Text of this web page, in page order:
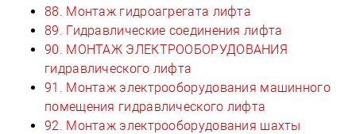
88. Монтаж гидроагрегата лифта
89. Гидравлические соединения лифта
90. МОНТАЖ ЭЛЕКТРООБОРУДОВАНИЯ
гидравлического лифта
91. Монтаж электрооборудования машинного
помещения гидравлического лифта
92. Монтаж электрооборудования шахты